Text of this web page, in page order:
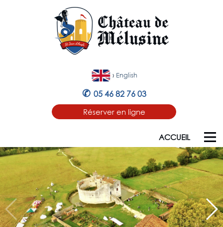
› English
✆ 05 46 82 76 03
Réserver en ligne
ACCUEIL